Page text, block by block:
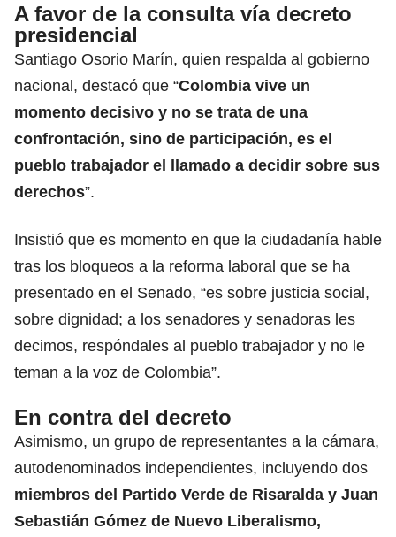
A favor de la consulta vía decreto
presidencial
Santiago Osorio Marín, quien respalda al gobierno
nacional, destacó que “Colombia vive un
momento decisivo y no se trata de una
confrontación, sino de participación, es el
pueblo trabajador el llamado a decidir sobre sus
derechos”.
Insistió que es momento en que la ciudadanía hable
tras los bloqueos a la reforma laboral que se ha
presentado en el Senado, “es sobre justicia social,
sobre dignidad; a los senadores y senadoras les
decimos, respóndales al pueblo trabajador y no le
teman a la voz de Colombia”.
En contra del decreto
Asimismo, un grupo de representantes a la cámara,
autodenominados independientes, incluyendo dos
miembros del Partido Verde de Risaralda y Juan
Sebastián Gómez de Nuevo Liberalismo,